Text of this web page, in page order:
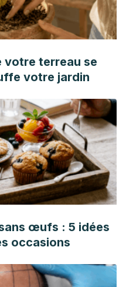
(2004). La vigencia del
Metaphora, (3), 33-38.
2022, de
votre terreau se
votre jardin
œufs : 5 idées
occasions